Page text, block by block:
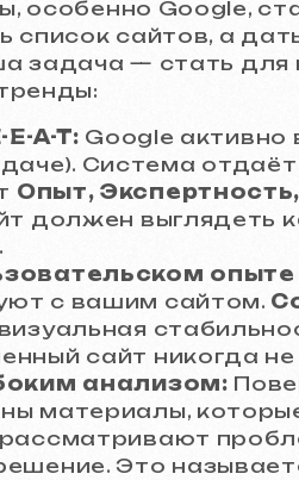
особенно Google,
список сайтов, а
задача — стать для
A-T: Google активно
Система
Опыт,
должен выглядеть
опыте
с вашим сайтом.
сайт никогда не
анализом:
материалы,
Это